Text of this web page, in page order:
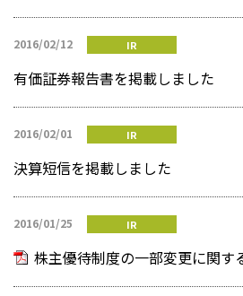
2016/02/12 IR
有価証券報告書を掲載しました
2016/02/01 IR
決算短信を掲載しました
2016/01/25 IR
株主優待制度の一部変更に関す